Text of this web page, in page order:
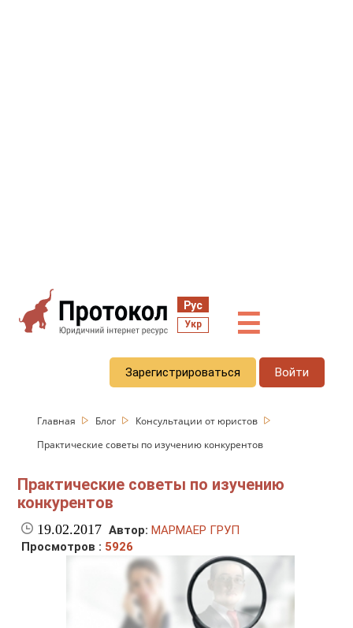
Рус
Укр ☰
Зарегистрироваться Войти
Главная Блог
Консультации от юристов
Практические советы по изучению конкурентов
Практические советы по изучению
конкурентов
19.02.2017 Автор: МАРМАЕР ГРУП
Просмотров : 5926